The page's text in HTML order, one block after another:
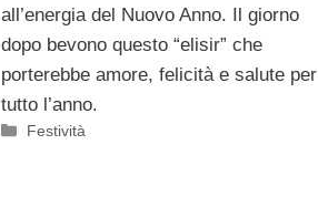
all’energia del Nuovo Anno. Il giorno
dopo bevono questo “elisir” che
porterebbe amore, felicità e salute per
tutto l’anno.
Categorie
Festività